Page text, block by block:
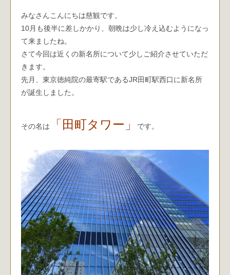
みなさんこんにちは慈観です。
10月も後半に差しかかり、朝晩は少し冷え込むようになっ
て来ましたね。
さて今回は近くの新名所について少しご紹介させていただ
きます。
先月、東京徳純院の最寄駅であるJR田町駅西口に新名所
が誕生しました。
その名は 「田町タワー」 です。